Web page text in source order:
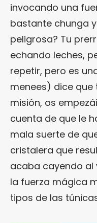
invocando una
bastante chunga
peligrosa? Tu
echando leches,
repetir, pero es
menees) dice que
misión, os
cuenta de que le
mala suerte de
cristalera que
acaba cayendo al
la fuerza mágica
tipos de las